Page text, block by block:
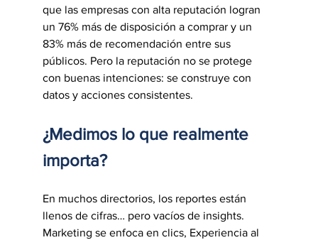
que las empresas con alta reputación logran
un 76% más de disposición a comprar y un
83% más de recomendación entre sus
públicos. Pero la reputación no se protege
con buenas intenciones: se construye con
datos y acciones consistentes.
¿Medimos lo que realmente
importa?
En muchos directorios, los reportes están
llenos de cifras… pero vacíos de insights.
Marketing se enfoca en clics, Experiencia al